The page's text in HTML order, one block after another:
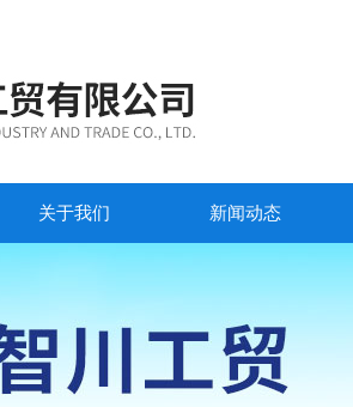
关于我们 新闻动态